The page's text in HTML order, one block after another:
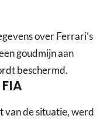
over Ferrari’s
goudmijn aan
beschermd.
van de situatie, werd